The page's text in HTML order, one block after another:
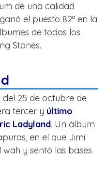
de una calidad
el puesto 82º en la
de todos los
Stones.
del 25 de octubre de
tercer y último
Ladyland. Un álbum
en el que Jimi
y sentó las bases